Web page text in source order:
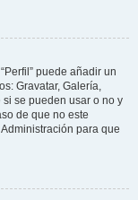
puede añadir un
Gravatar, Galería,
se pueden usar o no y
de que no este
para que